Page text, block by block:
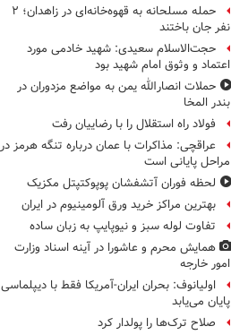
حمله مسلحانه به قهوه‌خانه‌ای در زاهدان؛ ۲
نفر جان باختند
حجت‌الاسلام سعیدی: شهید خادمی مورد
اعتماد و وثوق امام شهید بود
حملات انصارالله یمن به مواضع مزدوران در
بندر المخا
فولاد راه استقلال را با رضاییان رفت
عراقچی: مذاکرات با عمان درباره تنگه هرمز در
مراحل پایانی است
لحظه فوران آتشفشان پوپوکتپتل مکزیک
بهترین مراکز خرید ورق آلومینیوم در ایران
تفاوت لوله سبز و نیوپایپ به زبان ساده
همایش محرم و عاشورا در آینه اسناد وزارت
امور خارجه
اولیانوف: بحران ایران-آمریکا فقط با دیپلماسی
پایان می‌یابد
صلاح ترک‌ها را پولدار کرد